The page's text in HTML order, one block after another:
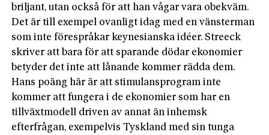
briljant, utan också för att han vågar vara obekväm.
Det är till exempel ovanligt idag med en vänsterman
som inte förespråkar keynesianska idéer. Streeck
skriver att bara för att sparande dödar ekonomier
betyder det inte att lånande kommer rädda dem.
Hans poäng här är att stimulansprogram inte
kommer att fungera i de ekonomier som har en
tillväxtmodell driven av annat än inhemsk
efterfrågan, exempelvis Tyskland med sin tunga